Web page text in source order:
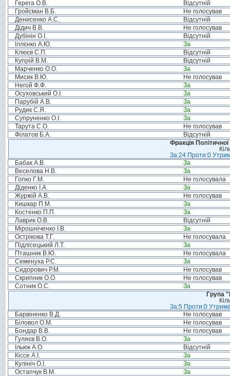
Герега О.В.
Відсутній
Гройсман В.Б.
Не голосував
Денисенко А.С.
Відсутній
Дідич В.В.
Не голосував
Дубінін О.І.
Відсутній
Іллєнко А.Ю.
За
Клюєв С.П.
Відсутній
Купрій В.М.
Відсутній
Марченко О.О.
За
Мисик В.Ю.
Не голосував
Негой Ф.Ф.
За
Осуховський О.І.
За
Парубій А.В.
За
Рудик С.Я.
За
Супруненко О.І.
За
Тарута С.О.
Не голосував
Філатов Б.А.
Відсутній
Фракція
За:24 Проти:0
Бабак А.В.
За
Веселова Н.В.
За
Гопко Г.М.
Не голосувала
Діденко І.А.
За
Журжій А.В.
Не голосував
Кишкар П.М.
За
Костенко П.П.
За
Лаврик О.В.
Відсутній
Мірошніченко І.В.
За
Острікова Т.Г.
Не голосувала
Підлісецький Л.Т.
За
Пташник В.Ю.
Не голосувала
Семенуха Р.С.
За
Сидорович Р.М.
Не голосував
Скрипник О.О.
Не голосував
Сотник О.С.
За
Група
За:5 Проти:0
Барвіненко В.Д.
Не голосував
Біловол О.М.
Не голосував
Бондар В.В.
Не голосував
Гуляєв В.О.
За
Ільюк А.О.
Відсутній
Кіссе А.І.
За
Кулініч О.І.
За
Остапчук В.М.
За